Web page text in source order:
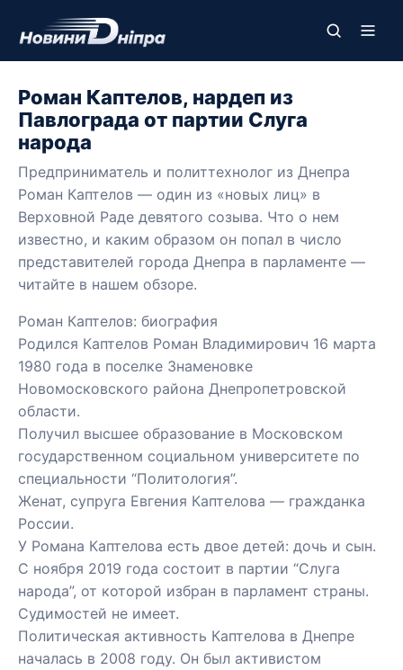
Роман Каптелов, нардеп из
Павлограда от партии Слуга
народа
Предприниматель и политтехнолог из Днепра
Роман Каптелов — один из «новых лиц» в
Верховной Раде девятого созыва. Что о нем
известно, и каким образом он попал в число
представителей города Днепра в парламенте —
читайте в нашем обзоре.
Роман Каптелов: биография
Родился Каптелов Роман Владимирович 16 марта
1980 года в поселке Знаменовке
Новомосковского района Днепропетровской
области.
Получил высшее образование в Московском
государственном социальном университете по
специальности “Политология”.
Женат, супруга Евгения Каптелова — гражданка
России.
У Романа Каптелова есть двое детей: дочь и сын.
С ноября 2019 года состоит в партии “Слуга
народа”, от которой избран в парламент страны.
Судимостей не имеет.
Политическая активность Каптелова в Днепре
началась в 2008 году. Он был активистом